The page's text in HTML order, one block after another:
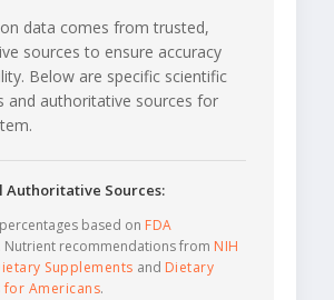
data comes from trusted,
sources to ensure accuracy
Below are specific scientific
and authoritative sources for
Sources:
based on FDA
. Nutrient recommendations from NIH
Supplements and Dietary
for Americans.